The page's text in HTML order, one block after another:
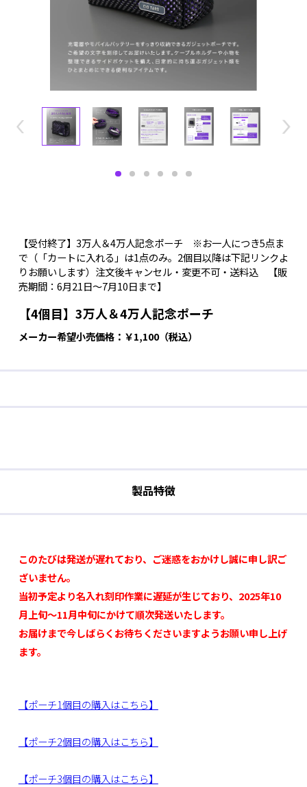
【受付終了】3万人＆4万人記念ポーチ ※お一人につき5点ま
で（「カートに入れる」は1点のみ。2個目以降は下記リンクよ
りお願いします）注文後キャンセル・変更不可・送料込 【販
売期間：6月21日～7月10日まで】
【4個目】3万人＆4万人記念ポーチ
メーカー希望小売価格：￥1,100（税込）
製品特徴
このたびは発送が遅れており、ご迷惑をおかけし誠に申し訳ご
ざいません。
当初予定より名入れ刻印作業に遅延が生じており、2025年10
月上旬～11月中旬にかけて順次発送いたします。
お届けまで今しばらくお待ちくださいますようお願い申し上げ
ます。
【ポーチ1個目の購入はこちら】
【ポーチ2個目の購入はこちら】
【ポーチ3個目の購入はこちら】